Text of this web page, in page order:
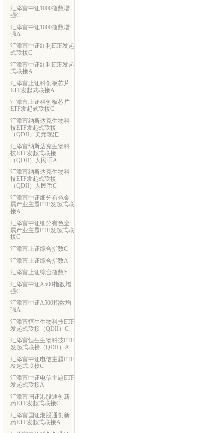
汇添富中证1000指数增
强C
汇添富中证1000指数增
强A
汇添富中证红利ETF发起
式联接C
汇添富中证红利ETF发起
式联接A
汇添富上证科创板芯片
ETF发起式联接A
汇添富上证科创板芯片
ETF发起式联接C
汇添富纳斯达克生物科
技ETF发起式联接
（QDII）美元现汇
汇添富纳斯达克生物科
技ETF发起式联接
（QDII）人民币A
汇添富纳斯达克生物科
技ETF发起式联接
（QDII）人民币C
汇添富中证细分有色金
属产业主题ETF发起式联
接A
汇添富中证细分有色金
属产业主题ETF发起式联
接C
汇添富上证综合指数C
汇添富上证综合指数A
汇添富上证综合指数Y
汇添富中证A500指数增
强C
汇添富中证A500指数增
强A
汇添富恒生生物科技ETF
发起式联接（QDII）C
汇添富恒生生物科技ETF
发起式联接（QDII）A
汇添富中证电信主题ETF
发起式联接C
汇添富中证电信主题ETF
发起式联接A
汇添富国证港股通创新
药ETF发起式联接C
汇添富国证港股通创新
药ETF发起式联接A